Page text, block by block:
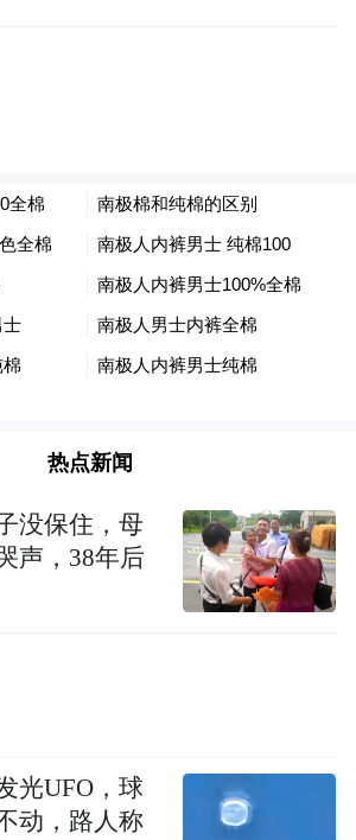
拉松男子组前三名颁奖
座城。首届江门马拉松赛从
历史文化景观和独特自然风
路况，迤逦的赛道美景，赛
热点新闻
没保住，母
声，38年后
光UFO，球
动，路人称